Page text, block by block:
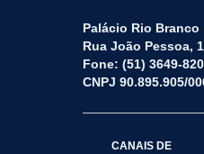
Palácio Rio Branco
Rua João Pessoa,
Fone: (51) 3649-
CNPJ 90.895.905/
CANAIS DE